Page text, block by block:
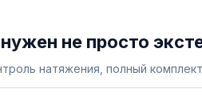
не просто
натяжения, полный